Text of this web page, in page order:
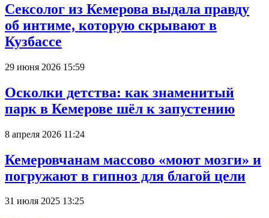
Сексолог из Кемерова выдала правду
об интиме, которую скрывают в
Кузбассе
29 июня 2026 15:59
Осколки детства: как знаменитый
парк в Кемерове шёл к запустению
8 апреля 2026 11:24
Кемеровчанам массово «моют мозги» и
погружают в гипноз для благой цели
31 июля 2025 13:25